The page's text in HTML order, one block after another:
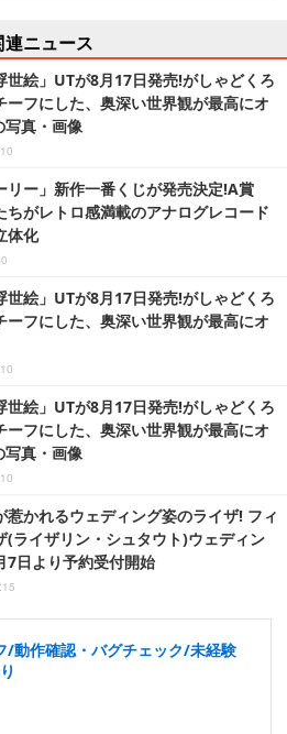
連ニュース
世絵」UTが8月17日発売!がしゃどくろ
ーフにした、奥深い世界観が最高にオ
写真・画像
リー」新作一番くじが発売決定!A賞
ちがレトロ感満載のアナログレコード
体化
世絵」UTが8月17日発売!がしゃどくろ
ーフにした、奥深い世界観が最高にオ
世絵」UTが8月17日発売!がしゃどくろ
ーフにした、奥深い世界観が最高にオ
写真・画像
惹かれるウェディング姿のライザ! フィ
(ライザリン・シュタウト)ウェディン
7日より予約受付開始
/動作確認・バグチェック/未経験